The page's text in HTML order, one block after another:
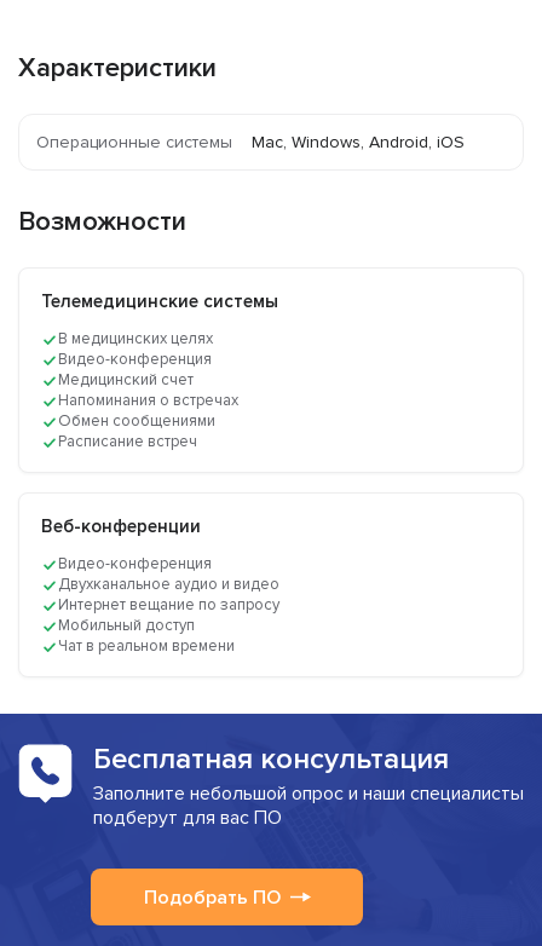
Характеристики
Операционные системы Mac, Windows, Android, iOS
Возможности
Телемедицинские системы
В медицинских целях
Видео-конференция
Медицинский счет
Напоминания о встречах
Обмен сообщениями
Расписание встреч
Веб-конференции
Видео-конференция
Двухканальное аудио и видео
Интернет вещание по запросу
Мобильный доступ
Чат в реальном времени
Бесплатная консультация
Заполните небольшой опрос и наши специалисты
подберут для вас ПО
Подобрать ПО